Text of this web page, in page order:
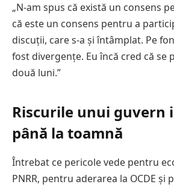
„N-am spus că există un consens
că este un consens pentru a
discuții, care s-a și întâmplat. Pe
fost divergențe. Eu încă cred că se
două luni.”
Riscurile unui guvern
până la toamnă
Întrebat ce pericole vede pentru
PNRR, pentru aderarea la OCDE și